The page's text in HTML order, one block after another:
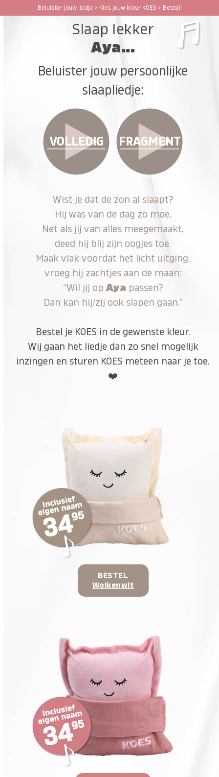
Beluister jouw liedje > Kies jouw kleur KOES > Bestel!
Open
Close
Slaap lekker
Aya...
Beluister jouw persoonlijke
slaapliedje:
VOLLEDIG FRAGMENT
Wist je dat de zon al slaapt?
Hij was van de dag zo moe.
Net als jij van alles meegemaakt,
deed hij blij zijn oogjes toe.
Maak vlak voordat het licht uitging,
vroeg hij zachtjes aan de maan:
“Wil jij op Aya passen?
Dan kan hij/zij ook slapen gaan.”
Bestel je KOES in de gewenste kleur.
Wij gaan het liedje dan zo snel mogelijk
inzingen en sturen KOES meteen naar je toe.
❤️
BESTEL
Wolkenwit